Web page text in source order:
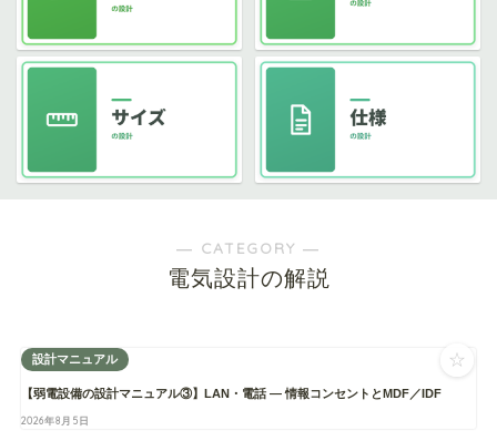
― CATEGORY ―
電気設計の解説
設計マニュアル
【弱電設備の設計マニュアル③】LAN・電話 ― 情報コンセントとMDF／IDF
2026年8月5日
☆